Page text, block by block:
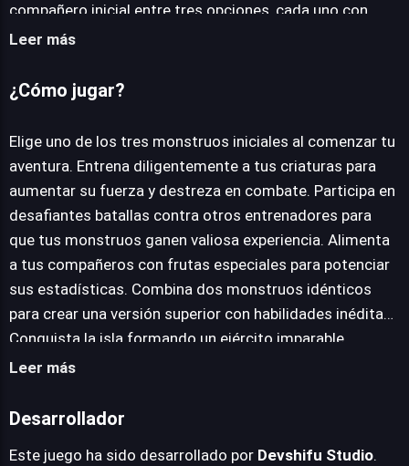
compañero inicial entre tres opciones, cada uno con
fortalezas y debilidades únicas que definirán tu estilo de
torno al entrenamiento y la evolución de tus monstruos.
varias vías. La más directa es el combate; participar en
enfrentamientos contra otros entrenadores no solo
otorga experiencia vital, sino que también pule las
habilidades de tus criaturas. Además, la alimentación
con frutas especiales es una estrategia efectiva para
mejorar sus estadísticas de manera tangible. El sistema
de fusión añade una capa de profundidad, permitiéndote
combinar dos monstruos idénticos para dar origen a
una versión más poderosa, dotada de nuevas y decisivas
culminando en la ambiciosa tarea de dominar el
territorio.
Leer más
¿Cómo jugar?
Elige uno de los tres monstruos iniciales al comenzar tu
aventura. Entrena diligentemente a tus criaturas para
aumentar su fuerza y destreza en combate. Participa en
desafiantes batallas contra otros entrenadores para
que tus monstruos ganen valiosa experiencia. Alimenta
a tus compañeros con frutas especiales para potenciar
sus estadísticas. Combina dos monstruos idénticos
para crear una versión superior con habilidades inéditas.
Conquista la isla formando un ejército imparable.
Leer más
Desarrollador
Este juego ha sido desarrollado por Devshifu Studio.